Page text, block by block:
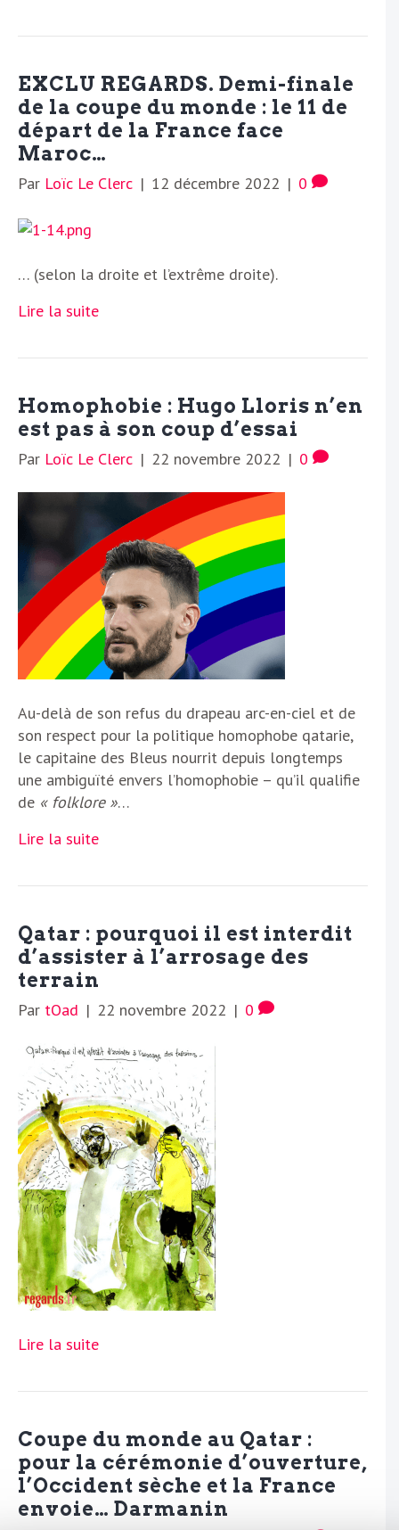
EXCLU REGARDS. Demi-finale
de la coupe du monde : le 11 de
départ de la France face
Maroc…
Par Loïc Le Clerc | 12 décembre 2022 | 0
… (selon la droite et l’extrême droite).
Lire la suite
Homophobie : Hugo Lloris n’en
est pas à son coup d’essai
Par Loïc Le Clerc | 22 novembre 2022 | 0
Au-delà de son refus du drapeau arc-en-ciel et de
son respect pour la politique homophobe qatarie,
le capitaine des Bleus nourrit depuis longtemps
une ambiguïté envers l’homophobie – qu’il qualifie
de « folklore »…
Lire la suite
Qatar : pourquoi il est interdit
d’assister à l’arrosage des
terrain
Par tOad | 22 novembre 2022 | 0
Lire la suite
Coupe du monde au Qatar :
pour la cérémonie d’ouverture,
l’Occident sèche et la France
envoie… Darmanin